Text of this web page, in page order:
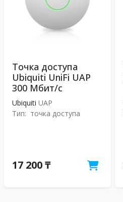
Точка доступа
Ubiquiti UniFi UAP
300 Мбит/с
Ubiquiti UAP
Тип: точка доступа
17 200 ₸